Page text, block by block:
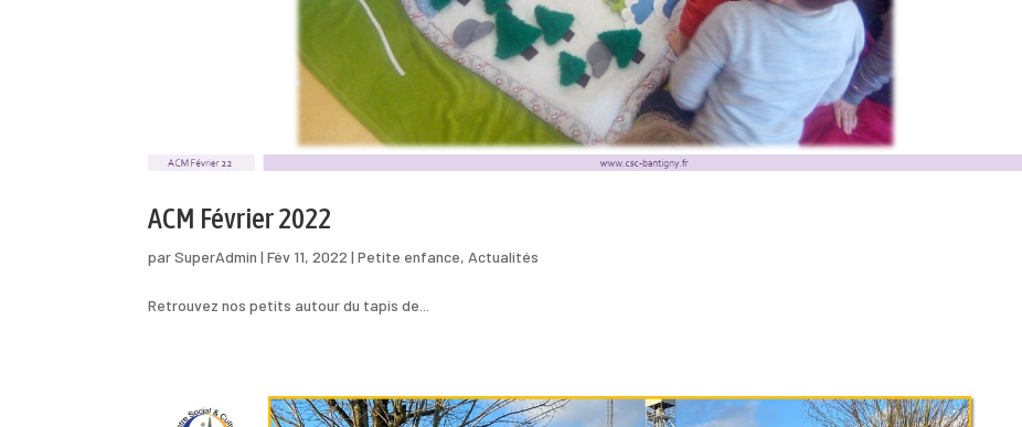
ACM Février 2022
parSuperAdmin |Fév 11, 2022 |Petite enfance, Actualités
Retrouvez nos petits autour du tapis de...